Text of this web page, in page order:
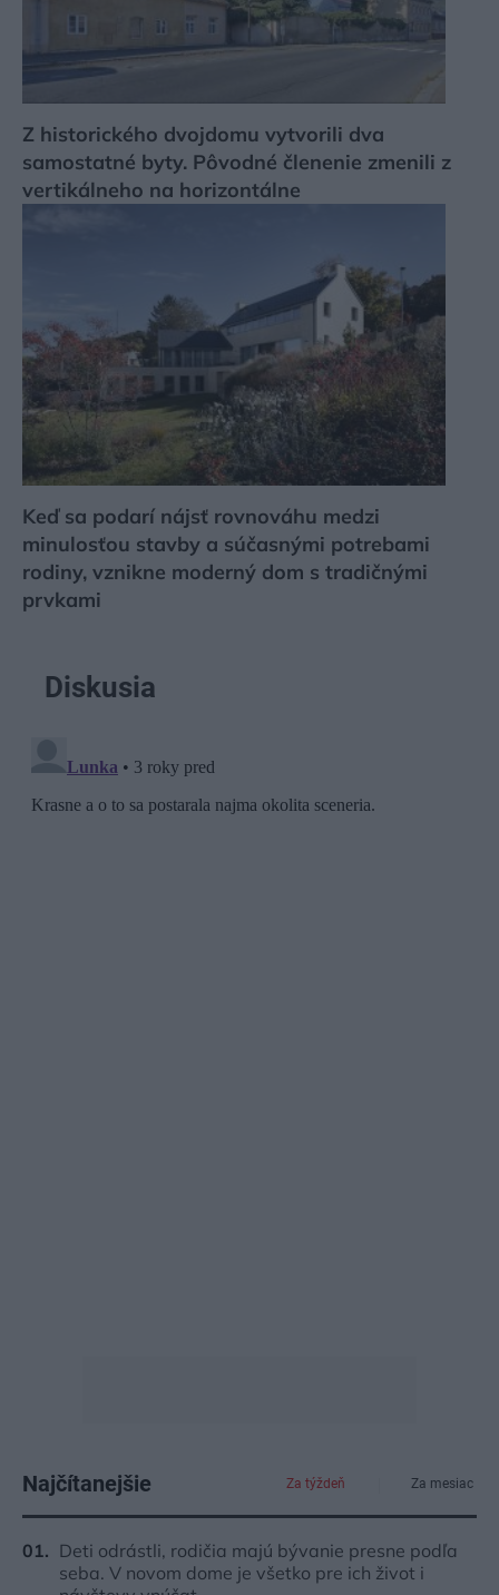
Z historického dvojdomu vytvorili dva
samostatné byty. Pôvodné členenie zmenili z
vertikálneho na horizontálne
Keď sa podarí nájsť rovnováhu medzi
minulosťou stavby a súčasnými potrebami
rodiny, vznikne moderný dom s tradičnými
prvkami
Diskusia
Najčítanejšie Za týždeň Za mesiac
Deti odrástli, rodičia majú bývanie presne podľa
seba. V novom dome je všetko pre ich život i